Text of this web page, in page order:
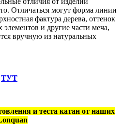
Отличаться могут форма линии
фактура дерева, оттенок
и другие части меча,
вручную из натуральных
ТУТ
и теста катан от наших